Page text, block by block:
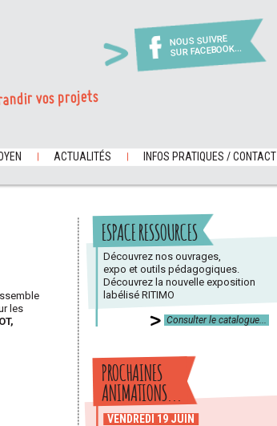
NOUS SUIVRE
SUR FACEBOOK...
vos projets
ACTUALITÉS INFOS PRATIQUES / CONTACT
les
ESPACE RESSOURCES
Découvrez nos ouvrages,
expo et outils pédagogiques.
Découvrez la nouvelle exposition
labélisé RITIMO
Consulter le catalogue...
PROCHAINES
ANIMATIONS...
VENDREDI 19 JUIN